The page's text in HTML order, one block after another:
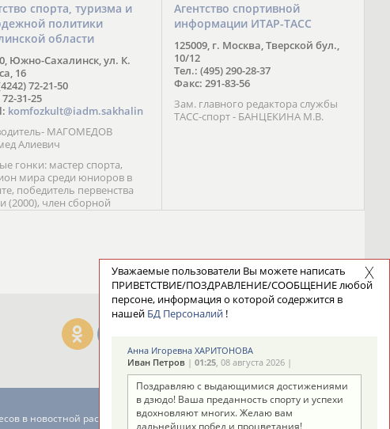
спорта, туризма и
политики
области
Южно-Сахалинск, ул. К.
16
72-21-50
31-25
komfozkult@iadm.sakhalin
МАГОМЕДОВ
Алиевич
гонки: мастер спорта,
мира среди юниоров в
победитель первенства
(2000), член сборной
России С. Новиков;
России (1999) В. Разницын;
России (1999, 2000), член
сборной команды
Агентство спортивной
информации ИТАР-ТАСС
125009, г. Москва, Тверской бул.,
10/12
Тел.: (495) 290-28-37
Факс: 291-83-56
Зам. главного редактора службы
ТАСС-спорт - БАНЦЕКИНА М.В.
в новостной рассылке: 996
Уважаемые пользователи Вы можете написать
ПРИВЕТСТВИЕ/ПОЗДРАВЛЕНИЕ/СООБЩЕНИЕ любой
персоне, информация о которой содержится в
нашей БД Персоналий !
Анна Игоревна ХАРИТОНОВА
Иван Петров | 01:25, 08 августа 2026 |
Поздравляю с выдающимися достижениями
в дзюдо! Ваша преданность спорту и успехи
вдохновляют многих. Желаю вам
дальнейших побед и процветания!